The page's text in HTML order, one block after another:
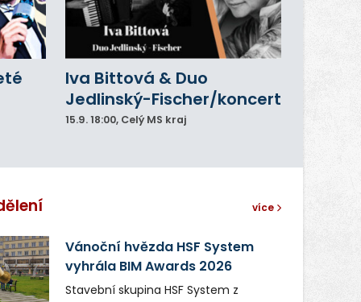
Iva Bittová & Duo
Jedlinský-Fischer/koncert
15.9. 18:00, Celý MS kraj
více
Vánoční hvězda HSF System
vyhrála BIM Awards 2026
Stavební skupina HSF System z